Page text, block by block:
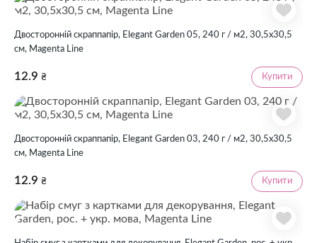
Двосторонній скраппапір, Elegant Garden 05, 240 г / м2, 30,5х30,5
см, Magenta Line
12.9 ₴ Купити
Двосторонній скраппапір, Elegant Garden 03, 240 г / м2, 30,5х30,5
см, Magenta Line
12.9 ₴ Купити